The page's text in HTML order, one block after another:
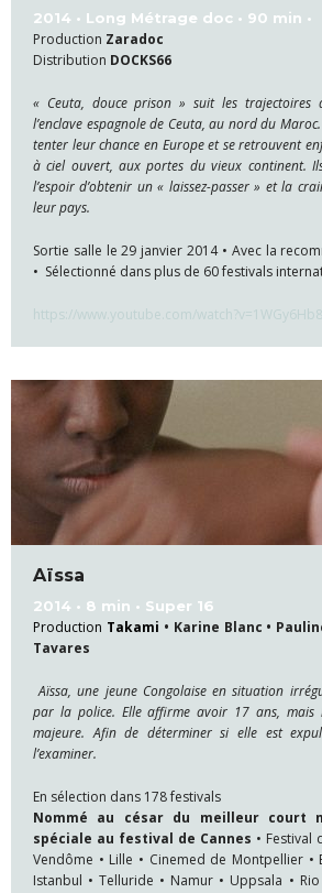
2014 • Long Métrage doc • 90 min •
Production Zaradoc
Distribution DOCKS66
« Ceuta, douce prison » suit les trajectoires
l’enclave espagnole de Ceuta, au nord du
tenter leur chance en Europe et se retrouvent
à ciel ouvert, aux portes du vieux continent.
l’espoir d’obtenir un « laissez-passer » et la
leur pays.
Sortie salle le 29 janvier 2014 • Avec la
• Sélectionné dans plus de 60 festivals
https://www.youtube.com/
Aïssa
2014 • 8 min • Super 16
Production Takami • Karine Blanc •
Tavares
Aïssa, une jeune Congolaise en situation
par la police. Elle affirme avoir 17 ans, mais
majeure. Afin de déterminer si elle est
l’examiner.
En sélection dans 178 festivals
Nommé au césar du meilleur court
spéciale au festival de Cannes • Festival
Vendôme • Lille • Cinemed de Montpellier •
Istanbul • Telluride • Namur • Uppsala •